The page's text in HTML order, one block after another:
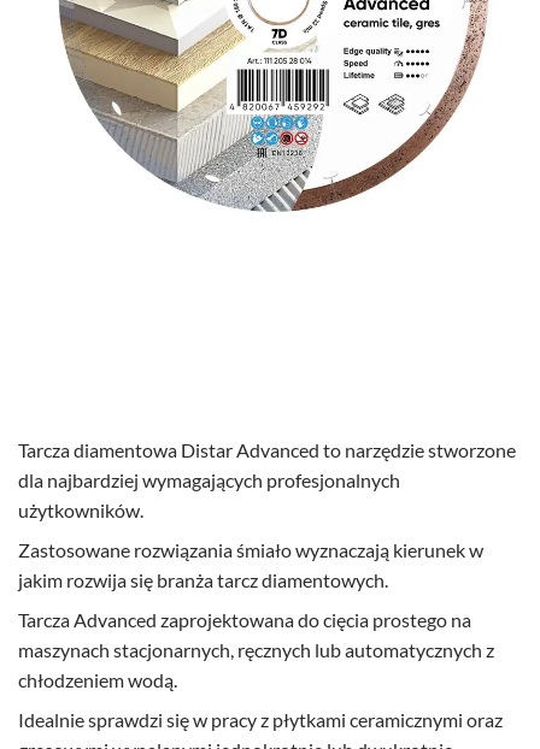
Tarcza diamentowa Distar Advanced to narzędzie stworzone
dla najbardziej wymagających profesjonalnych
użytkowników.
Zastosowane rozwiązania śmiało wyznaczają kierunek w
jakim rozwija się branża tarcz diamentowych.
Tarcza Advanced zaprojektowana do cięcia prostego na
maszynach stacjonarnych, ręcznych lub automatycznych z
chłodzeniem wodą.
Idealnie sprawdzi się w pracy z płytkami ceramicznymi oraz